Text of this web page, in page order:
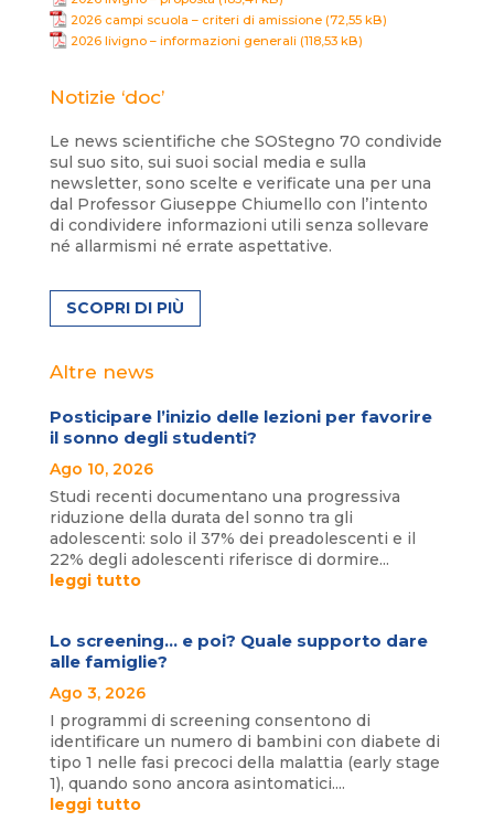
2026 campi scuola – criteri di amissione
2026 livigno – informazioni generali
Notizie ‘doc’
Le news scientifiche che SOStegno 70 condivide
sul suo sito, sui suoi social media e sulla
newsletter, sono scelte e verificate una per una
dal Professor Giuseppe Chiumello con l’intento
di condividere informazioni utili senza sollevare
né allarmismi né errate aspettative.
SCOPRI DI PIÙ
Altre news
Posticipare l’inizio delle lezioni per favorire
il sonno degli studenti?
Ago 10, 2026
Studi recenti documentano una progressiva
riduzione della durata del sonno tra gli
adolescenti: solo il 37% dei preadolescenti e il
22% degli adolescenti riferisce di dormire...
leggi tutto
Lo screening… e poi? Quale supporto dare
alle famiglie?
Ago 3, 2026
I programmi di screening consentono di
identificare un numero di bambini con diabete di
tipo 1 nelle fasi precoci della malattia (early stage
1), quando sono ancora asintomatici....
leggi tutto